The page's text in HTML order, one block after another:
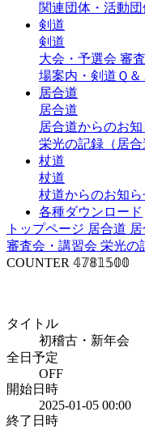
関連団体・活動団
剣道
剣道
大会・予選会 審
場案内・剣道Ｑ＆
居合道
居合道
居合道からのお
栄光の記録（居合
杖道
杖道
杖道からのお知ら
各種ダウンロード
トップページ 居合道
審査会・講習会 栄光の
COUNTER 𝟜𝟟𝟠𝟙𝟝𝟘𝟘
タイトル
初稽古・新年会
全日予定
OFF
開始日時
2025-01-05 00:00
終了日時